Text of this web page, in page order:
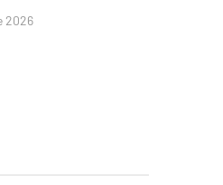
2026